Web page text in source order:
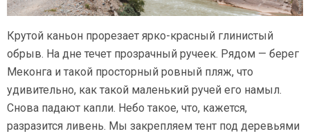
Крутой каньон прорезает ярко-красный глинистый
обрыв. На дне течет прозрачный ручеек. Рядом — берег
Меконга и такой просторный ровный пляж, что
удивительно, как такой маленький ручей его намыл.
Снова падают капли. Небо такое, что, кажется,
разразится ливень. Мы закрепляем тент под деревьями